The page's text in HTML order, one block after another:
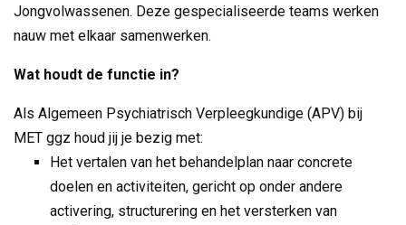
Jongvolwassenen. Deze gespecialiseerde teams werken
nauw met elkaar samenwerken.
Wat houdt de functie in?
Als Algemeen Psychiatrisch Verpleegkundige (APV) bij
MET ggz houd jij je bezig met:
Het vertalen van het behandelplan naar concrete
doelen en activiteiten, gericht op onder andere
activering, structurering en het versterken van